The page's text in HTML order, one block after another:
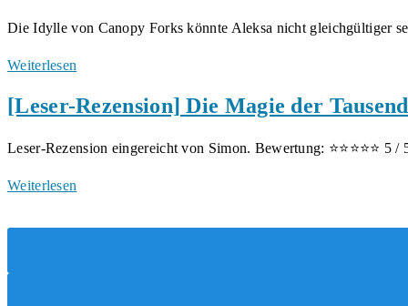
Hartung
Oberfläche
Die Idylle von Canopy Forks könnte Aleksa nicht gleichgültiger
Weiterlesen
von
Kadnar
[Leser-Rezension] Die Magie der
Leser-Rezension eingereicht von Simon. Bewertung: ⭐⭐⭐⭐⭐ 5
Weiterlesen
Die